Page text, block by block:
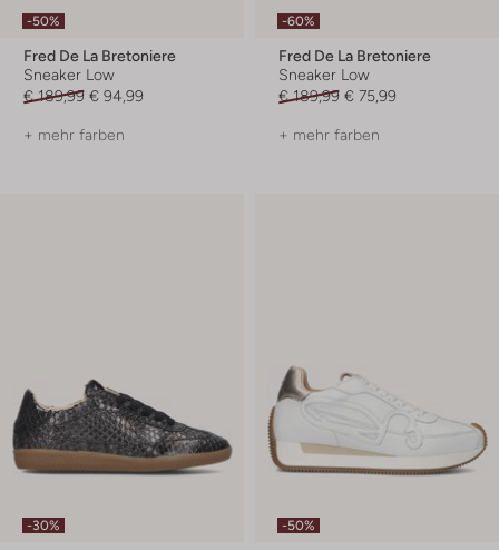
-50%
Fred De La Bretoniere
Sneaker Low
€ 189,99 € 94,99
+ mehr farben
-60%
Fred De La Bretoniere
Sneaker Low
€ 189,99 € 75,99
+ mehr farben
-30% -50%